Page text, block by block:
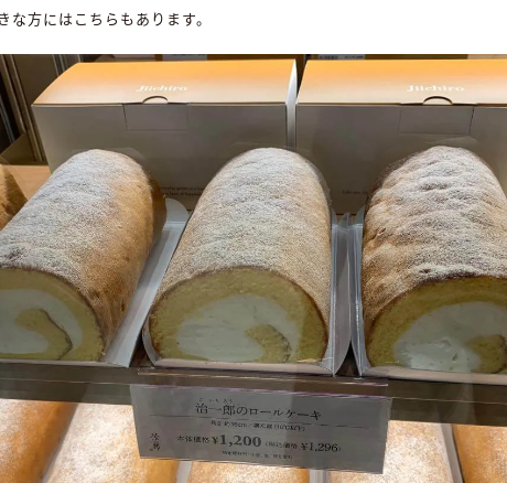
な方にはこちらもあります。